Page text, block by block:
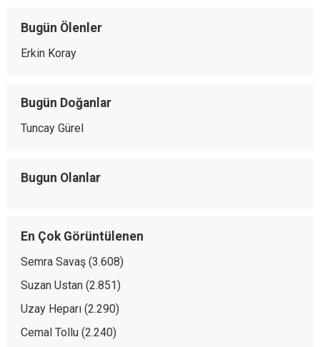
Bugün Ölenler
Erkin Koray
Bugün Doğanlar
Tuncay Gürel
Bugun Olanlar
En Çok Görüntülenen
Semra Savaş (3.608)
Suzan Ustan (2.851)
Uzay Heparı (2.290)
Cemal Tollu (2.240)